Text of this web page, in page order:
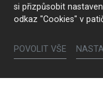
si přizpůsobit
odkaz "Cookies" v
POVOLIT VŠE